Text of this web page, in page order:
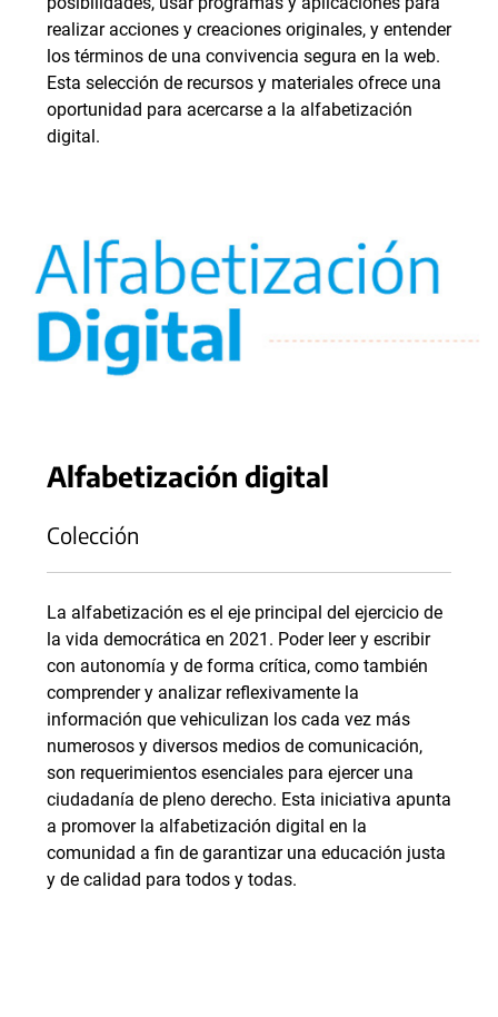
realizar acciones y creaciones originales, y entender
los términos de una convivencia segura en la web.
Esta selección de recursos y materiales ofrece una
oportunidad para acercarse a la alfabetización
digital.
Alfabetización digital
Colección
La alfabetización es el eje principal del ejercicio de
la vida democrática en 2021. Poder leer y escribir
con autonomía y de forma crítica, como también
comprender y analizar reflexivamente la
información que vehiculizan los cada vez más
numerosos y diversos medios de comunicación,
son requerimientos esenciales para ejercer una
ciudadanía de pleno derecho. Esta iniciativa apunta
a promover la alfabetización digital en la
comunidad a fin de garantizar una educación justa
y de calidad para todos y todas.